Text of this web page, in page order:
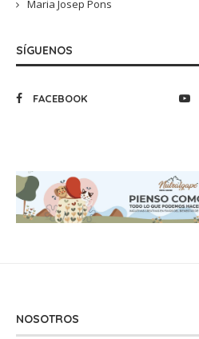
Maria Josep Pons
SÍGUENOS
FACEBOOK
NOSOTROS